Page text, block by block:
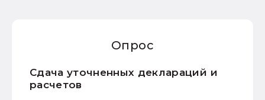
Опрос
Сдача уточненных деклараций и
расчетов